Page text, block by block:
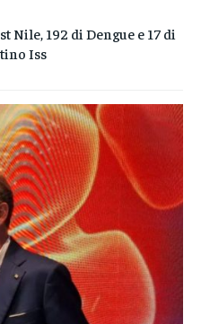
Nile, 192 di Dengue e 17 di
Iss